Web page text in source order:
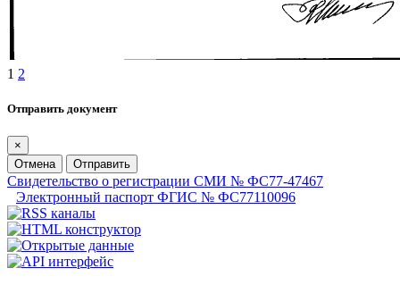
1 2
Отправить документ
×
Отмена
Отправить
Свидетельство о регистрации СМИ № ФС77-47467
Электронный паспорт ФГИС № ФС77110096